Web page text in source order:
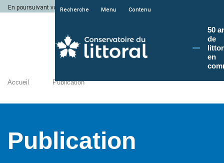
En poursuivant votre navigation sur le site du Conservatoire du littoral, vous
Recherche Menu Contenu
50
de
en
Accueil Publication
Publication